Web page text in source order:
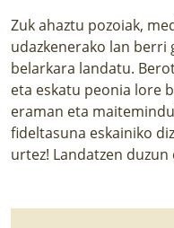
Zuk ahaztu pozoiak,
udazkenerako lan berri
belarkara landatu.
eta eskatu peonia lore
eraman eta
fideltasuna eskainiko
urtez! Landatzen